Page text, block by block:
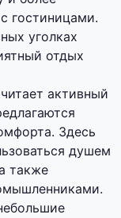
гостиницами.
уголках
отдых
активный
Здесь
душем
также